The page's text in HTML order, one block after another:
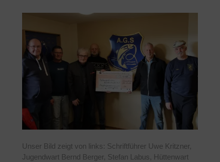
Unser Bild zeigt von links: Schriftführer Uwe Kritzner,
Jugendwart Bernd Berger, Stefan Labus, Hüttenwart